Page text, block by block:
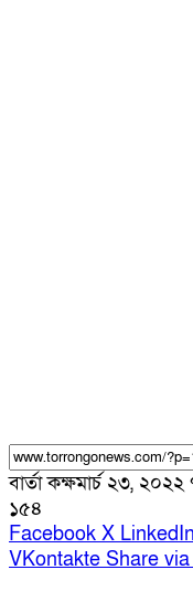
বার্তা কক্ষমার্চ ২৩, ২০২২
১৫৪
Facebook X LinkedIn
VKontakte Share